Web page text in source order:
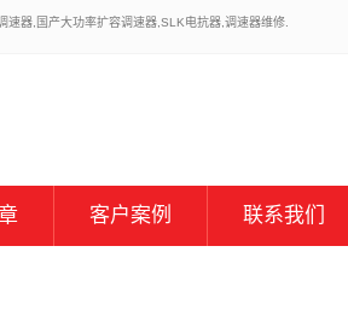
器,国产大功率扩容调速器,SLK电抗器,调速器维修.
客户案例 联系我们